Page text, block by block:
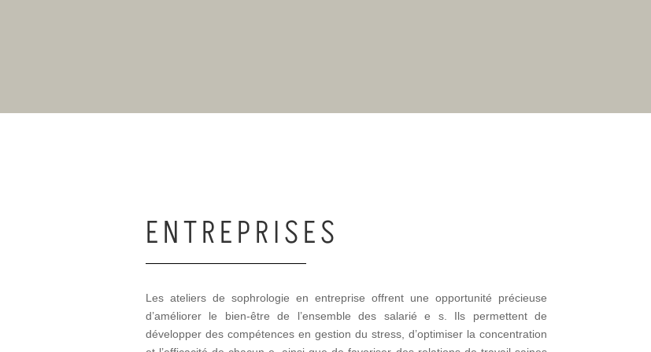
ENTREPRISES
Les ateliers de sophrologie en entreprise offrent une opportunité précieuse
d’améliorer le bien-être de l’ensemble des salarié e s. Ils permettent de
développer des compétences en gestion du stress, d’optimiser la concentration